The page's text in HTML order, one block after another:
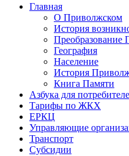
Главная
О Приволжском
История
География
Население
История
Книга Памяти
Азбука для
Тарифы по ЖКХ
ЕРКЦ
Управляющие
Транспорт
Субсидии